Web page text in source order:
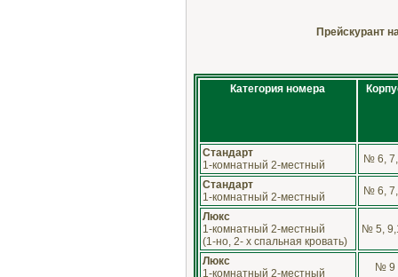
Прейскурант
Категория номера
Стандарт
1-комнатный 2-местный
№ 6,
Стандарт
1-комнатный 2-местный
№ 6,
Люкс
1-комнатный 2-местный
(1-но, 2- х спальная кровать)
№ 5,
Люкс
1-комнатный 2-местный
№ 9